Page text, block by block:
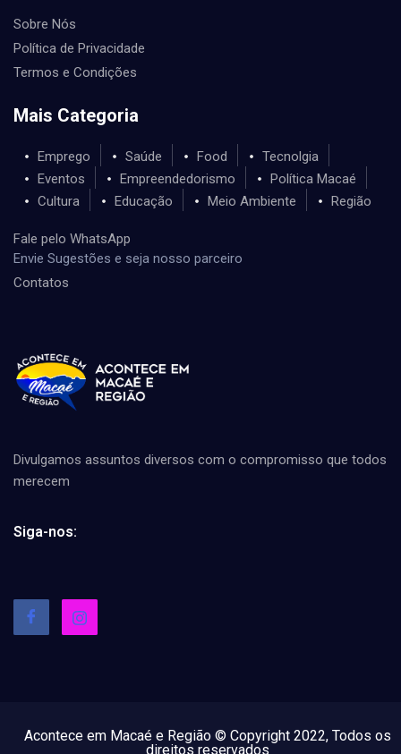
Sobre Nós
Política de Privacidade
Termos e Condições
Mais Categoria
Emprego Saúde Food
Tecnolgia
Eventos
Empreendedorismo
Política Macaé
Cultura
Educação Meio Ambiente Região
Fale pelo WhatsApp
Envie Sugestões e seja nosso parceiro
Contatos
Divulgamos assuntos diversos com o compromisso que todos
merecem
Siga-nos:
Acontece em Macaé e Região © Copyright 2022, Todos os
direitos reservados